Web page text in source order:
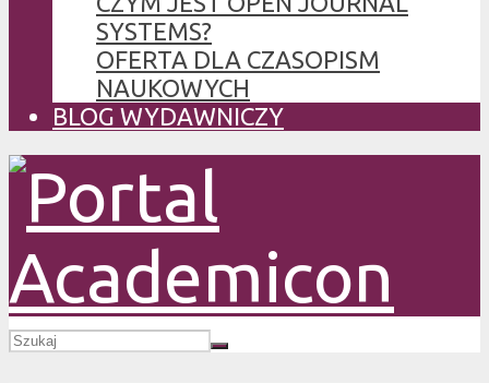
SYSTEMS?
OFERTA DLA CZASOPISM
NAUKOWYCH
BLOG WYDAWNICZY